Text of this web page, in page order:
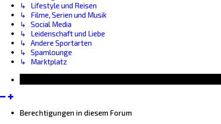
↳ Lifestyle und Reisen
↳ Filme, Serien und Musik
↳ Social Media
↳ Leidenschaft und Liebe
↳ Andere Sportarten
↳ Spamlounge
↳ Marktplatz
Berechtigungen in diesem Forum